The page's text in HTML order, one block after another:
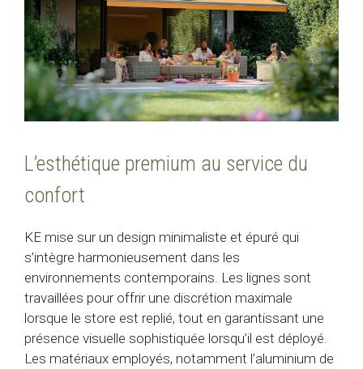
L’esthétique premium au service du
confort
KE mise sur un design minimaliste et épuré qui
s’intègre harmonieusement dans les
environnements contemporains. Les lignes sont
travaillées pour offrir une discrétion maximale
lorsque le store est replié, tout en garantissant une
présence visuelle sophistiquée lorsqu’il est déployé.
Les matériaux employés, notamment l’aluminium de